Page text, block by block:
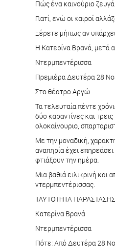
Πώς ένα καινούριο
Γιατί, ενώ οι καιροί
Ξέρετε μήπως αν υπάρχει
Η Κατερίνα Βρανά, μετά
Ντερμπεντέρισσα
Πρεμιέρα Δευτέρα 28
Στο θέατρο Αργώ
Τα τελευταία πέντε
δύο καραντίνες και
ολοκαίνουριο,
Με την μοναδική,
αναπηρία έχει
φτιάξουν την ημέρα.
Μια βαθιά ειλικρινή
ντερμπεντέρισσας.
ΤΑΥΤΟΤΗΤΑ ΠΑΡΑΣΤΑΣΗΣ
Κατερίνα Βρανά
Ντερμπεντέρισσα
Πότε: Από Δευτέρα 28